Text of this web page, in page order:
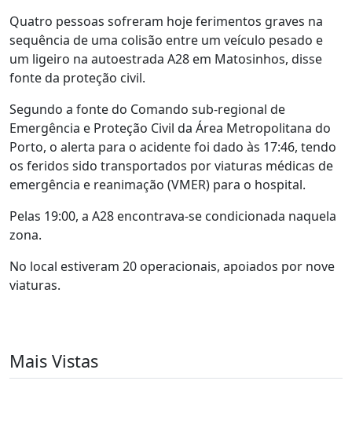
Quatro pessoas sofreram hoje ferimentos graves na
sequência de uma colisão entre um veículo pesado e
um ligeiro na autoestrada A28 em Matosinhos, disse
fonte da proteção civil.
Segundo a fonte do Comando sub-regional de
Emergência e Proteção Civil da Área Metropolitana do
Porto, o alerta para o acidente foi dado às 17:46, tendo
os feridos sido transportados por viaturas médicas de
emergência e reanimação (VMER) para o hospital.
Pelas 19:00, a A28 encontrava-se condicionada naquela
zona.
No local estiveram 20 operacionais, apoiados por nove
viaturas.
Mais Vistas